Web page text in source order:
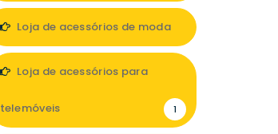
Loja de acessórios de moda
Loja de acessórios para
telemóveis 1